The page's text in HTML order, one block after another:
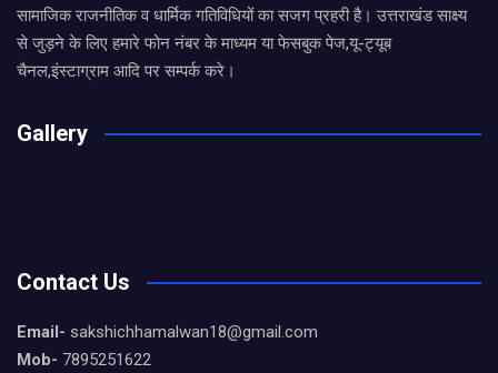
सामाजिक राजनीतिक व धार्मिक गतिविधियों का सजग प्रहरी है। उत्तराखंड साक्ष्य
से जुड़ने के लिए हमारे फोन नंबर के माध्यम या फेसबुक पेज,यू-ट्यूब
चैनल,इंस्टाग्राम आदि पर सम्पर्क करे।
Gallery
Contact Us
Email- sakshichhamalwan18@gmail.com
Mob- 7895251622